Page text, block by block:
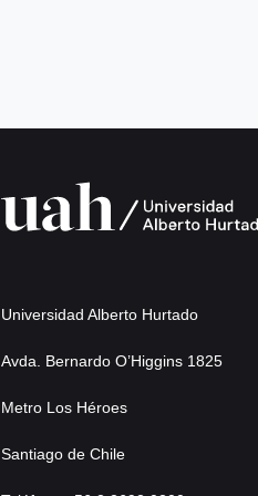
Universidad Alberto Hurtado
Avda. Bernardo O’Higgins 1825
Metro Los Héroes
Santiago de Chile